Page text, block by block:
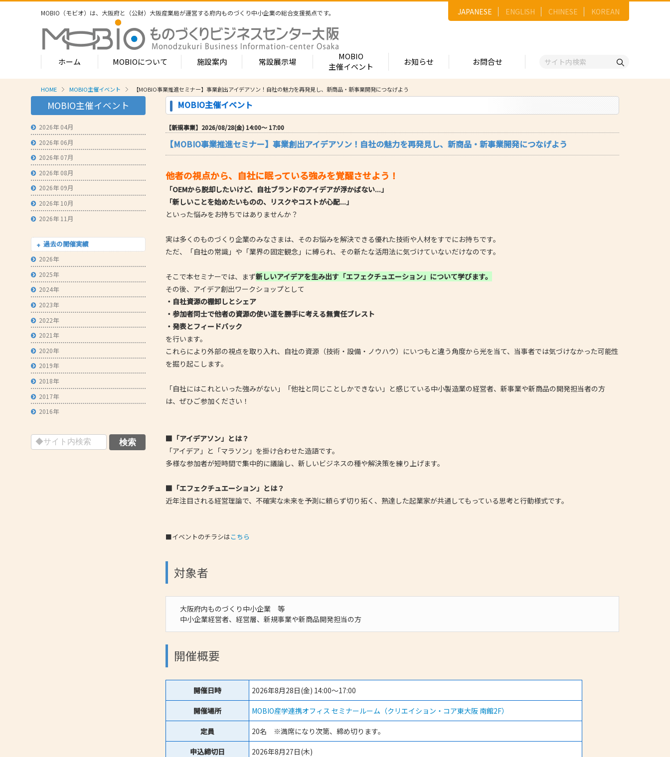
MOBIO（モビオ）は、大阪府と（公財）大阪産業局が運営する府内ものづくり中小企業の総合支援拠点です。 JAPANESE ENGLISH CHINESE KOREAN
ホーム MOBIOについて
MOBIOのサービス
- ワンストップサービス
- 常設展示場
- MOBIOインキュベート支援
- 取引適正化講習会
- 産学連携の支援
- 産学連携の相談・対応事例
- 知的財産に関する支援
- 技術者育成の支援
- メールマガジン
- ものづくり取引あっせん
- ものづくりB2Bネットワーク
- MOBIOイノベーションセンター
- 展示・商談会
- 大阪ものづくり企業ナビ
- MOBIO主催イベント
- 大規模展示商談会活用事業（出展支援事業）
- 大阪府中小企業等外国出願支援事業
- 大阪ものづくり優良企業賞
- 大阪製ブランド認定制度
- 大阪の伝統工芸品
- 大阪ものづくり企業 海外拠点リスト
MOBIOとは
- MOBIOの4つの戦略
- オープンファクトリー
- ものづくり中小企業検索
施設案内
- フロア案内 -北館-
1-2階（常設展示企業五十音順一覧）
常設展示場のご案内
3階
4階（インキュベートルーム）
- フロア案内 -南館-
1階
2階
産学連携オフィス
3階
常設展示場
常設展示場
- MOBIO 常設展示場
視察見学について
展示場出展について
出展のメリット
出展するには？
よくある質問
出展企業の声
出展企業紹介
- 出展企業カテゴリー一覧
出展企業一覧（五十音順）
- 業種から探す（出展企業）
MOBIO
主催イベント
お知らせ お問合せ
HOME MOBIO主催イベント 【MOBIO事業推進セミナー】事業創出アイデアソン！自社の魅力を再発見し、新商品・新事業開発につなげよう
MOBIO主催イベント
2026年 04月
2026年 06月
2026年 07月
2026年 08月
2026年 09月
2026年 10月
2026年 11月
過去の開催実績
2026年
2025年
2024年
2023年
2022年
2021年
2020年
2019年
2018年
2017年
2016年
MOBIO主催イベント
【新規事業】2026/08/28(金) 14:00〜 17:00
【MOBIO事業推進セミナー】事業創出アイデアソン！自社の魅力を再発見し、新商品・新事業開発につなげよう
他者の視点から、自社に眠っている強みを覚醒させよう！
「OEMから脱却したいけど、自社ブランドのアイデアが浮かばない...」
「新しいことを始めたいものの、リスクやコストが心配...」
といった悩みをお持ちではありませんか？
実は多くのものづくり企業のみなさまは、そのお悩みを解決できる優れた技術や人材をすでにお持ちです。
ただ、「自社の常識」や「業界の固定観念」に縛られ、その新たな活用法に気づけていないだけなのです。
そこで本セミナーでは、まず新しいアイデアを生み出す「エフェクチュエーション」について学びます。
その後、アイデア創出ワークショップとして
・自社資源の棚卸しとシェア
・参加者同士で他者の資源の使い道を勝手に考える無責任ブレスト
・発表とフィードバック
を行います。
これらにより外部の視点を取り入れ、自社の資源（技術・設備・ノウハウ）にいつもと違う角度から光を当て、当事者では気づけなかった可能性
を掘り起こします。
「自社にはこれといった強みがない」「他社と同じことしかできない」と感じている中小製造業の経営者、新事業や新商品の開発担当者の方
は、ぜひご参加ください！
■「アイデアソン」とは？
「アイデア」と「マラソン」を掛け合わせた造語です。
多様な参加者が短時間で集中的に議論し、新しいビジネスの種や解決策を練り上げます。
■「エフェクチュエーション」とは？
近年注目される経営理論で、不確実な未来を予測に頼らず切り拓く、熟達した起業家が共通してもっている思考と行動様式です。
■イベントのチラシはこちら
対象者
大阪府内ものづくり中小企業 等
中小企業経営者、経営層、新規事業や新商品開発担当の方
開催概要
開催日時 2026年8月28日(金) 14:00～17:00
開催場所 MOBIO産学連携オフィス セミナールーム（クリエイション・コア東大阪 南館2F）
定員 20名 ※満席になり次第、締め切ります。
申込締切日 2026年8月27日(木)